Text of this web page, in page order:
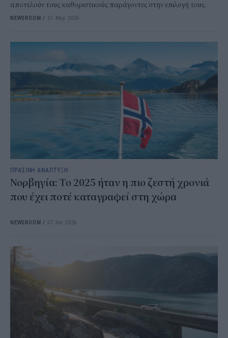
αποτελούν τους καθοριστικούς παράγοντες στην επιλογή τους.
NEWSROOM / 31 Μαρ 2026
ΠΡΑΣΙΝΗ ΑΝΑΠΤΥΞΗ
Νορβηγία: Το 2025 ήταν η πιο ζεστή χρονιά
που έχει ποτέ καταγραφεί στη χώρα
NEWSROOM / 07 Ιαν 2026